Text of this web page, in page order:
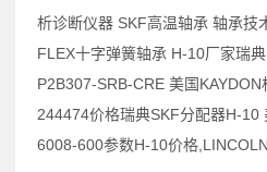
析诊断仪器 SKF高温轴承 轴承
FLEX十字弹簧轴承 H-10厂家瑞
P2B307-SRB-CRE 美国
244474价格瑞典SKF分配器H-10
6008-600参数H-10价格,LINCOLN